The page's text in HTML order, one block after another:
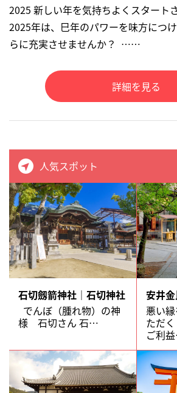
2025 新しい年を気持ちよくスタート
2025年は、巳年のパワーを味方につ
らに充実させませんか？ ……
詳細を見る
人気スポット
石切劔箭神社｜石切神社
でんぼ（腫れ物）の神
様 石切さん 石…
安井
悪い
ただ
ご利